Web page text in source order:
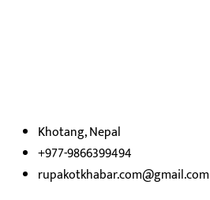
Khotang, Nepal
+977-9866399494
rupakotkhabar.com@gmail.com